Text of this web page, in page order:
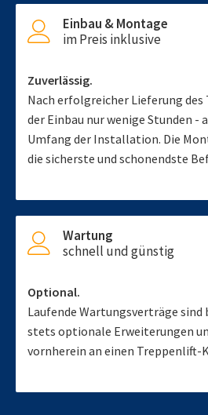
Einbau & Montage
im Preis inklusive
Zuverlässig.
Nach erfolgreicher Lieferung
der Einbau nur wenige Stunden -
Umfang der Installation. Die
die sicherste und schonendste
Wartung
schnell und günstig
Optional.
Laufende Wartungsverträge sind
stets optionale Erweiterungen
vornherein an einen Treppenlift-